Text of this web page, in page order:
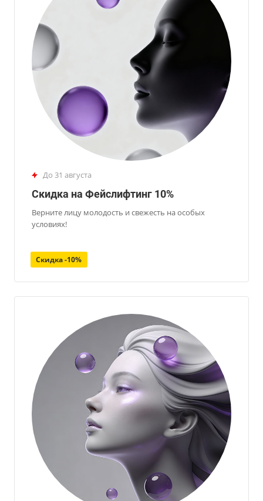
до 31 августа
Скидка на Фейслифтинг 10%
Верните лицу молодость и свежесть на особых
условиях!
Скидка -10%